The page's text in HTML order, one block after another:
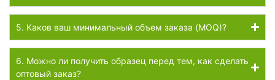
5. Каков ваш минимальный объем заказа (MOQ)?
6. Можно ли получить образец перед тем, как сделать
оптовый заказ?